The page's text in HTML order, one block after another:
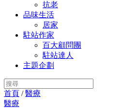
抗老
品味生活
居家
駐站作家
百大顧問團
駐站達人
主題企劃
首頁 /醫療
醫療